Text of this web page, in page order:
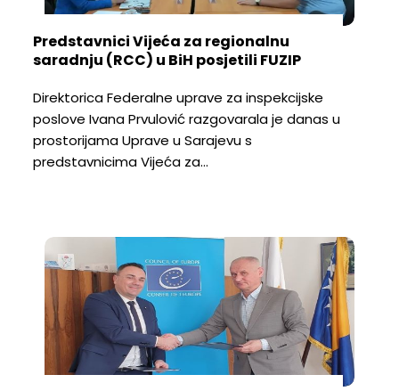
Predstavnici Vijeća za regionalnu
saradnju (RCC) u BiH posjetili FUZIP
Direktorica Federalne uprave za inspekcijske
poslove Ivana Prvulović razgovarala je danas u
prostorijama Uprave u Sarajevu s
predstavnicima Vijeća za…